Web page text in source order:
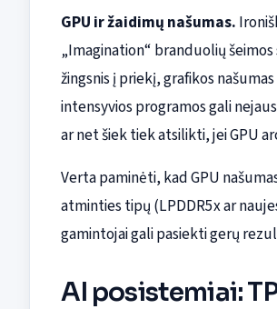
GPU ir žaidimų našumas.
„Imagination“ branduolių
žingsnis į priekį, grafikos
intensyvios programos gali
ar net šiek tiek atsilikti, jei GPU
Verta paminėti, kad GPU
atminties tipų (LPDDR5x ar
gamintojai gali pasiekti gerų
AI posistemiai: